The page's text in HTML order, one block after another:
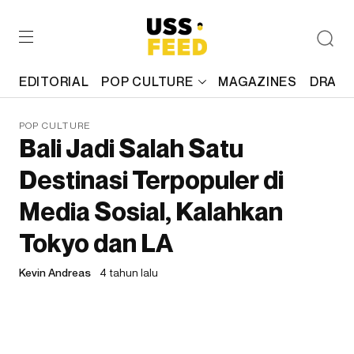
EDITORIAL POP CULTURE MAGAZINES
POP CULTURE
Bali Jadi Salah Satu
Destinasi Terpopuler di
Media Sosial, Kalahkan
Tokyo dan LA
Kevin Andreas 4 tahun lalu